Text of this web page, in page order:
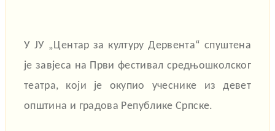
У ЈУ „Центар за културу Дервента“спуштена
је завјеса на Први фестивал средњошколског
театра, који је окупио учеснике из девет
општина и градова Републике Српске.